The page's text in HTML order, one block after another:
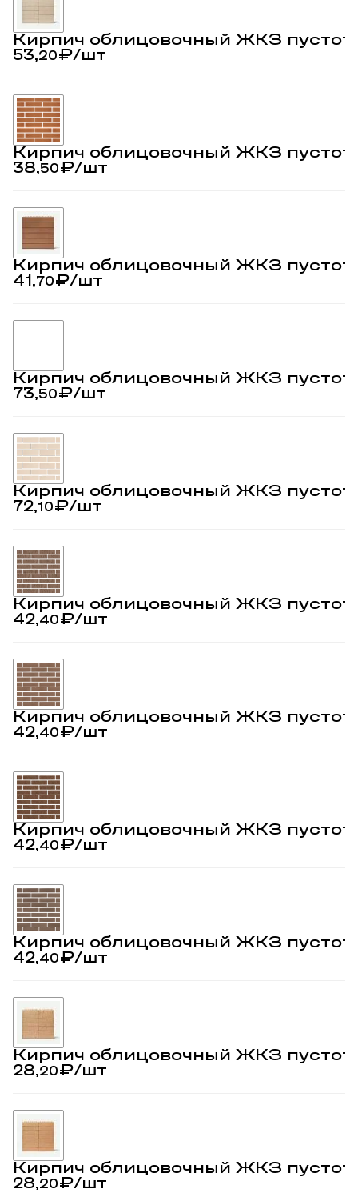
Кирпич облицовочный ЖКЗ
53,20₽/шт
Кирпич облицовочный ЖКЗ
38,50₽/шт
Кирпич облицовочный ЖКЗ
41,70₽/шт
Кирпич облицовочный ЖКЗ
73,50₽/шт
Кирпич облицовочный ЖКЗ
72,10₽/шт
Кирпич облицовочный ЖКЗ
42,40₽/шт
Кирпич облицовочный ЖКЗ
42,40₽/шт
Кирпич облицовочный ЖКЗ
42,40₽/шт
Кирпич облицовочный ЖКЗ
42,40₽/шт
Кирпич облицовочный ЖКЗ
28,20₽/шт
Кирпич облицовочный ЖКЗ
28,20₽/шт